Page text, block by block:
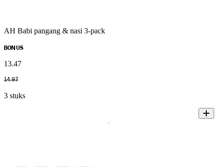
AH Babi pangang & nasi 3-pack
BONUS
13.47
14.97
3 stuks